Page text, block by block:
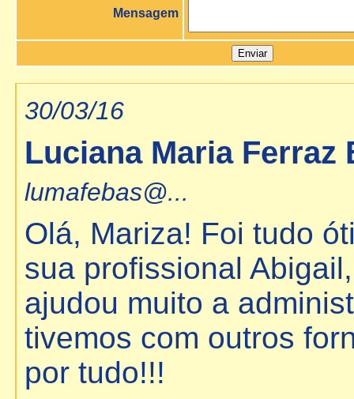
Mensagem
30/03/16
Luciana Maria Ferraz
lumafebas@...
Olá, Mariza! Foi tudo
sua profissional
ajudou muito a
tivemos com outros
por tudo!!!